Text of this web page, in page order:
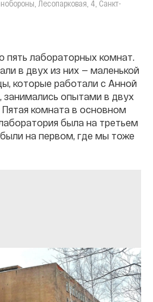
Лесопарковая, 4, Санкт-
лабораторных комнат.
в двух из них — маленькой
которые работали с Анной
занимались опытами в двух
комната в основном
была на третьем
на первом, где мы тоже